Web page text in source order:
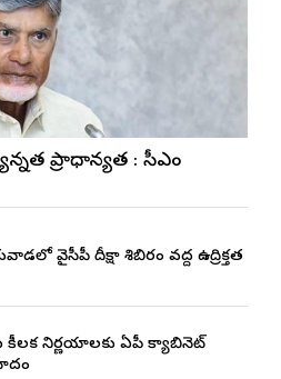
ప్రాధాన్యత : సీఎం
వైసీపీ దీక్షా శిబిరం వద్ద ఉద్రిక్తత
కీలక నిర్ణయాలకు ఏపీ క్యాబినెట్